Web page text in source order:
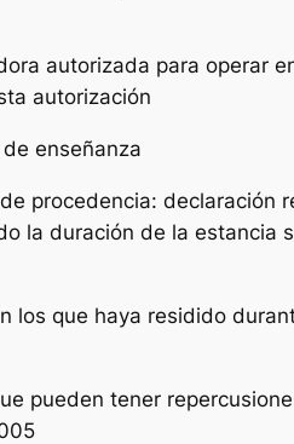
autorizada para operar
autorización
enseñanza
procedencia: declaración
la duración de la estancia
los que haya residido
pueden tener